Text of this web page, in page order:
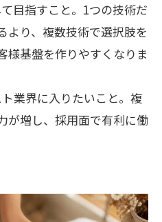
目指すこと。1つの技術だ
より、複数技術で選択肢を
様基盤を作りやすくなりま
業界に入りたいこと。複
が増し、採用面で有利に働